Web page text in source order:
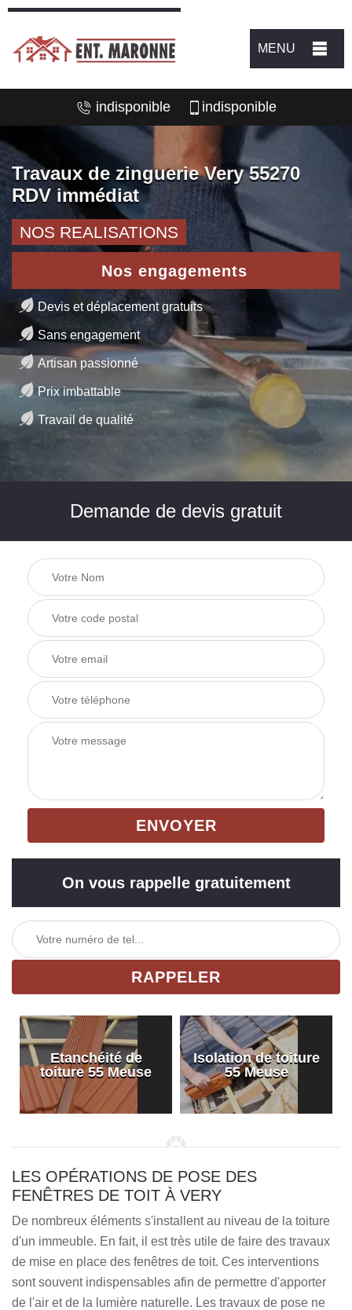
MENU
indisponible indisponible
Travaux de zinguerie Very 55270
RDV immédiat
NOS REALISATIONS
Nos engagements
Devis et déplacement gratuits
Sans engagement
Artisan passionné
Prix imbattable
Travail de qualité
Demande de devis gratuit
On vous rappelle gratuitement
Etanchéité de
toiture 55 Meuse
Isolation de toiture
55 Meuse
LES OPÉRATIONS DE POSE DES
FENÊTRES DE TOIT À VERY
De nombreux éléments s'installent au niveau de la toiture
d'un immeuble. En fait, il est très utile de faire des travaux
de mise en place des fenêtres de toit. Ces interventions
sont souvent indispensables afin de permettre d'apporter
de l'air et de la lumière naturelle. Les travaux de pose ne